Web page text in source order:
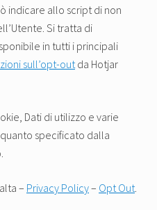
indicare allo script di non
Si tratta di
in tutti i principali
sull’opt-outda Hotjar
Dati di utilizzo e varie
specificato dalla
– Privacy Policy– Opt Out.